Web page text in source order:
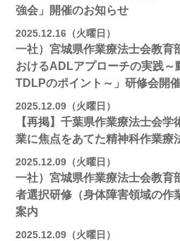
強会」開催のお知らせ
2025.12.16（火曜日）
一社）宮城県作業療法士会教育
おけるADLアプローチの実践～
TDLPのポイント～」研修会開
2025.12.09（火曜日）
【再掲】千葉県作業療法士会
業に焦点をあてた精神科作業療
2025.12.09（火曜日）
一社）宮城県作業療法士会教育
者選択研修（身体障害領域の作
案内
2025.12.09（火曜日）